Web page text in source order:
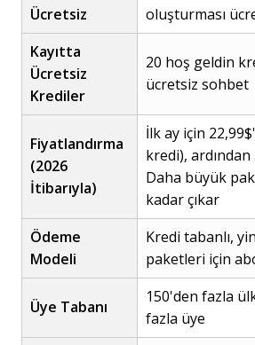
Ücretsiz
oluşturması
Kayıtta
Ücretsiz
Krediler
20 hoş geldin
ücretsiz sohbet
Fiyatlandırma
(2026
İtibarıyla)
İlk ay için
kredi), ardından
Daha büyük
kadar çıkar
Ödeme
Modeli
Kredi tabanlı,
paketleri için
Üye Tabanı
150'den fazla
fazla üye